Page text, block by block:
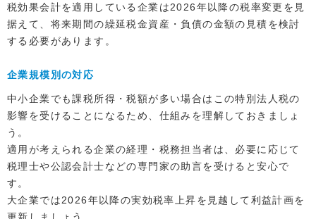
税効果会計を適用している企業は2026年以降の税率変更を見
据えて、将来期間の繰延税金資産・負債の金額の見積を検討
する必要があります。
企業規模別の対応
中小企業でも課税所得・税額が多い場合はこの特別法人税の
影響を受けることになるため、仕組みを理解しておきましょ
う。
適用が考えられる企業の経理・税務担当者は、必要に応じて
税理士や公認会計士などの専門家の助言を受けると安心で
す。
大企業では2026年以降の実効税率上昇を見越して利益計画を